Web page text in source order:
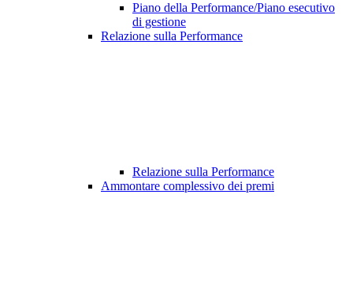
Piano della Performance/Piano esecutivo
di gestione
Relazione sulla Performance
Relazione sulla Performance
Ammontare complessivo dei premi